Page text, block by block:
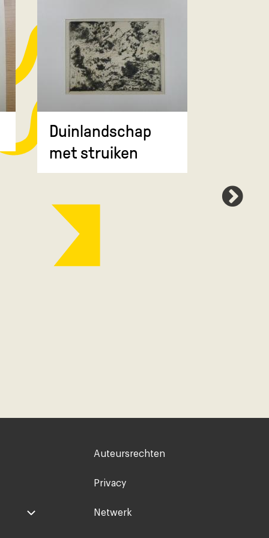
Duinlandschap
met struiken
Voet
Auteursrechten
Privacy
Netwerk